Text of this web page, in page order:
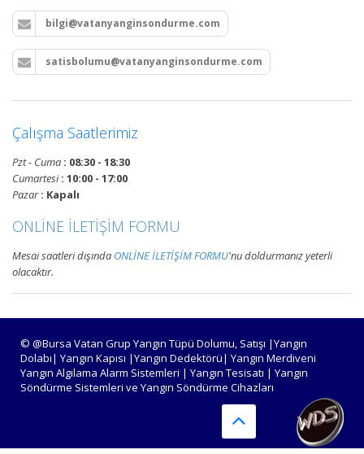
dolapları montajı, seyyar
tekerlekli yangın hortumu
makaraları, yangın hidrant
hatları kurulumu ve periyodik
vana testleri.
yangın alarm kontrol paneli
projelendirme, montaj ve
Bursa Yangın Algılama ve İhbar
Alarm Sistemleri
Bursa adresli ve konvansiyonel
yangın alarm sistemleri
bilgi@vatanyanginsondurme.com
satisbolumu@vatanyanginsondurme.com
Çalışma Saatlerimiz
Pzt - Cuma : 08:30 - 18:30
Cumartesi: 10:00 - 17:00
Pazar: Kapalı
ONLİNE İLETİŞİM FORMU
Mesai saatleri dışında ONLİNE İLETİŞİM FORMU'nu doldurmanız yeterli
olacaktır.
© @Bursa Vatan Grup Yangın Tüpü Dolumu, Satışı |Yangın
Dolabı| Yangın Kapısı |Yangın Dedektörü| Yangın Merdiveni
Yangın Algılama Alarm Sistemleri | Yangın Tesisatı | Yangın
Söndürme Sistemleri ve Yangın Söndürme Cihazları